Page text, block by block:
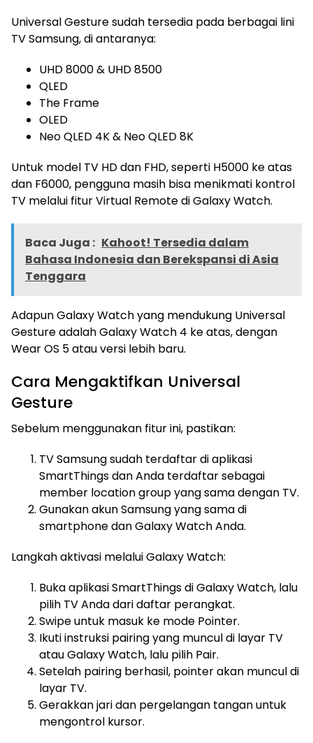
Universal Gesture sudah tersedia pada berbagai lini
TV Samsung, di antaranya:
UHD 8000 & UHD 8500
QLED
The Frame
OLED
Neo QLED 4K & Neo QLED 8K
Untuk model TV HD dan FHD, seperti H5000 ke atas
dan F6000, pengguna masih bisa menikmati kontrol
TV melalui fitur Virtual Remote di Galaxy Watch.
Baca Juga : Kahoot! Tersedia dalam
Bahasa Indonesia dan Berekspansi di Asia
Tenggara
Adapun Galaxy Watch yang mendukung Universal
Gesture adalah Galaxy Watch 4 ke atas, dengan
Wear OS 5 atau versi lebih baru.
Cara Mengaktifkan Universal
Gesture
Sebelum menggunakan fitur ini, pastikan:
TV Samsung sudah terdaftar di aplikasi
SmartThings dan Anda terdaftar sebagai
member location group yang sama dengan TV.
Gunakan akun Samsung yang sama di
smartphone dan Galaxy Watch Anda.
Langkah aktivasi melalui Galaxy Watch:
Buka aplikasi SmartThings di Galaxy Watch, lalu
pilih TV Anda dari daftar perangkat.
Swipe untuk masuk ke mode Pointer.
Ikuti instruksi pairing yang muncul di layar TV
atau Galaxy Watch, lalu pilih Pair.
Setelah pairing berhasil, pointer akan muncul di
layar TV.
Gerakkan jari dan pergelangan tangan untuk
mengontrol kursor.